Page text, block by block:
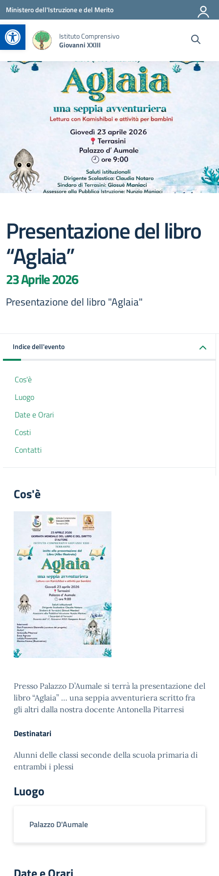
Apri la barra degli strumenti
Vai ai contenuti
Vai al menu di navigazione
Vai al footer
Ministero dell'Istruzione e del Merito
Istituto Comprensivo
Giovanni XXIII
Presentazione del libro
“Aglaia”
23 Aprile 2026
Presentazione del libro "Aglaia"
Indice dell'evento
Cos'è
Luogo
Date e Orari
Costi
Contatti
Cos'è
Presso Palazzo D’Aumale si terrà la presentazione del
libro “Aglaia” … una seppia avventuriera scritto fra
gli altri dalla nostra docente Antonella Pitarresi
Destinatari
Alunni delle classi seconde della scuola primaria di
entrambi i plessi
Luogo
Palazzo D'Aumale